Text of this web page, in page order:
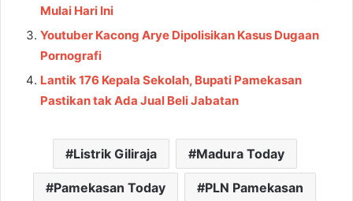
Mulai Hari Ini
Youtuber Kacong Arye Dipolisikan Kasus Dugaan
Pornografi
Lantik 176 Kepala Sekolah, Bupati Pamekasan
Pastikan tak Ada Jual Beli Jabatan
Listrik Giliraja Madura Today
Pamekasan Today PLN Pamekasan